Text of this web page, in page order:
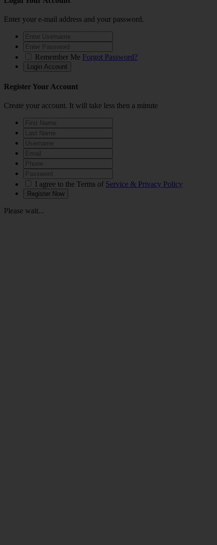
Enter your e-mail address and your password.
Remember Me Forgot Password?
Register Your Account
Create your account. It will take less then a minute
I agree to the Terms of Service & Privacy Policy
Please wait...